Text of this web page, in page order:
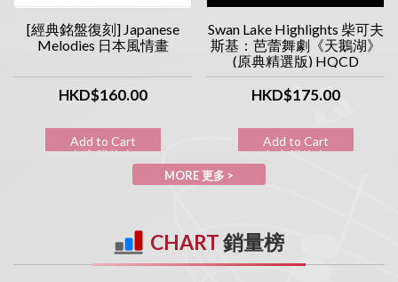
[經典銘盤復刻] Japanese
Melodies 日本風情畫
HKD$160.00
Add to Cart
加入購物車
Swan Lake Highlights 柴可夫
斯基：芭蕾舞劇《天鵝湖》
(原典精選版) HQCD
HKD$175.00
Add to Cart
加入購物車
MORE 更多 >
CHART銷量榜